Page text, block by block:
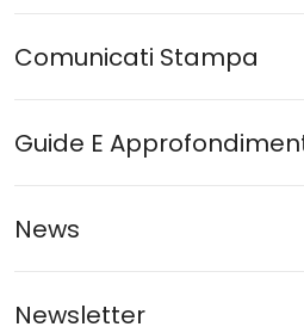
Comunicati Stampa
Guide E
News
Newsletter